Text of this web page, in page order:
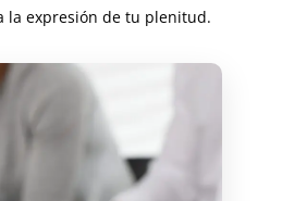
la expresión de tu plenitud.